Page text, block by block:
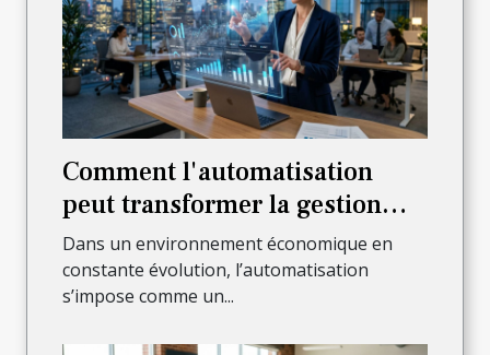
Comment l'automatisation
peut transformer la gestion
financière en entreprise ?
Dans un environnement économique en
constante évolution, l’automatisation
s’impose comme un...